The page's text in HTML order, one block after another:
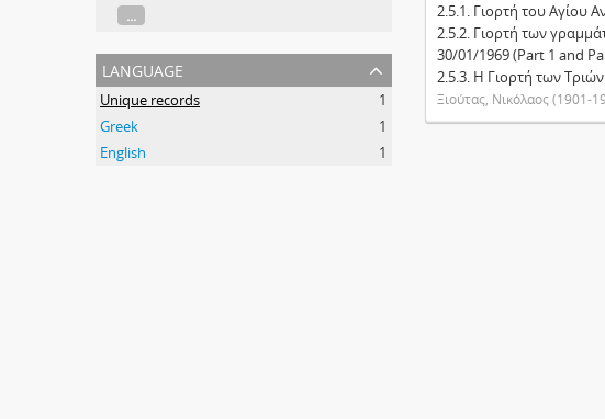
...
language
Unique records
1
Greek
1
English
1
2.5.1. Γιορτή του Αγίου
2.5.2. Γιορτή των
30/01/1969 (Part 1 and
2.5.3. Η Γιορτή των
Ξιούτας, Νικόλαος (1901-